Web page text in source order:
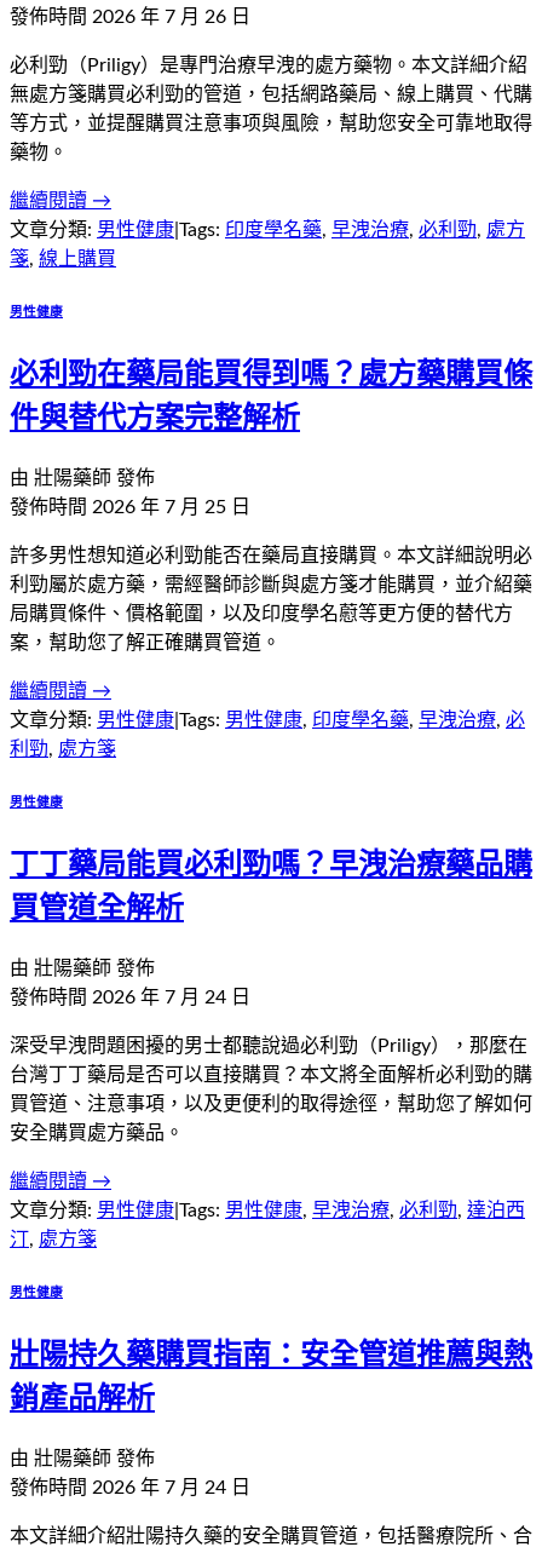
發佈時間 2026 年 7 月 26 日
必利勁（Priligy）是專門治療早洩的處方藥物。本文詳細介紹
無處方箋購買必利勁的管道，包括網路藥局、線上購買、代購
等方式，並提醒購買注意事项與風險，幫助您安全可靠地取得
藥物。
繼續閱讀 →
文章分類: 男性健康 Tags: 印度學名藥, 早洩治療, 必利勁, 處方
箋, 線上購買
男性健康
必利勁在藥局能買得到嗎？處方藥購買條
件與替代方案完整解析
由 壯陽藥師 發佈
發佈時間 2026 年 7 月 25 日
許多男性想知道必利勁能否在藥局直接購買。本文詳細說明必
利勁屬於處方藥，需經醫師診斷與處方箋才能購買，並介紹藥
局購買條件、價格範圍，以及印度學名藯等更方便的替代方
案，幫助您了解正確購買管道。
繼續閱讀 →
文章分類: 男性健康 Tags: 男性健康, 印度學名藥, 早洩治療, 必
利勁, 處方箋
男性健康
丁丁藥局能買必利勁嗎？早洩治療藥品購
買管道全解析
由 壯陽藥師 發佈
發佈時間 2026 年 7 月 24 日
深受早洩問題困擾的男士都聽說過必利勁（Priligy），那麼在
台灣丁丁藥局是否可以直接購買？本文將全面解析必利勁的購
買管道、注意事項，以及更便利的取得途徑，幫助您了解如何
安全購買處方藥品。
繼續閱讀 →
文章分類: 男性健康 Tags: 男性健康, 早洩治療, 必利勁, 達泊西
汀 , 處方箋
男性健康
壯陽持久藥購買指南：安全管道推薦與熱
銷產品解析
由 壯陽藥師 發佈
發佈時間 2026 年 7 月 24 日
本文詳細介紹壯陽持久藥的安全購買管道，包括醫療院所、合